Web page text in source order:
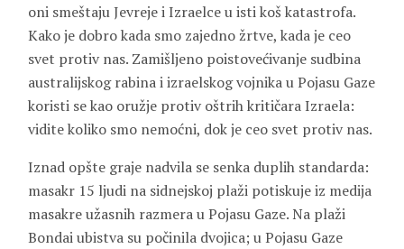
oni smeštaju Jevreje i Izraelce u isti koš katastrofa.
Kako je dobro kada smo zajedno žrtve, kada je ceo
svet protiv nas. Zamišljeno poistovećivanje sudbina
australijskog rabina i izraelskog vojnika u Pojasu Gaze
koristi se kao oružje protiv oštrih kritičara Izraela:
vidite koliko smo nemoćni, dok je ceo svet protiv nas.
Iznad opšte graje nadvila se senka duplih standarda:
masakr 15 ljudi na sidnejskoj plaži potiskuje iz medija
masakre užasnih razmera u Pojasu Gaze. Na plaži
Bondai ubistva su počinila dvojica; u Pojasu Gaze